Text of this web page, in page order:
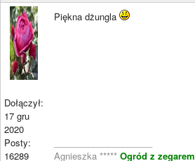
Dołączył:
17 gru
2020
Posty:
16289
Piękna dżungla
Agnieszka ***** Ogród z zegarem